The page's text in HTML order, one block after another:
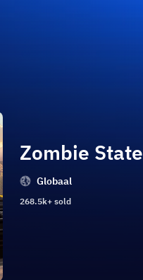
Zombie State
Globaal
268.5k+ sold